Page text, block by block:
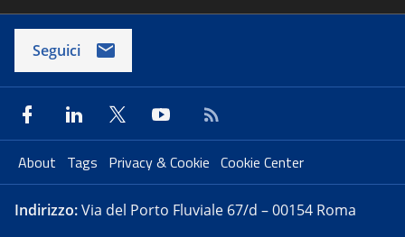
Seguici
About Tags Privacy & Cookie Cookie Center
Indirizzo:Via del Porto Fluviale 67/d – 00154 Roma